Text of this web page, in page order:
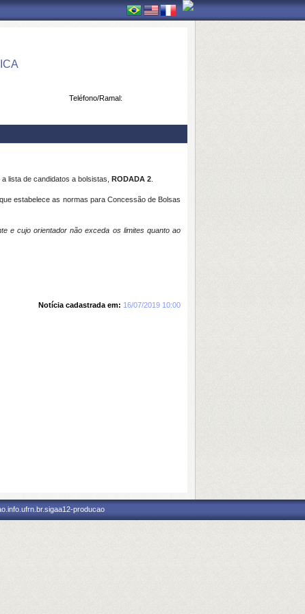
Teléfono/Ramal:
lista de candidatos a bolsistas, RODADA 2
estabelece as normas para Concessão de Bolsas
e cujo orientador não exceda os limites quanto ao
Notícia cadastrada em: 16/07/2019 10:00
producao